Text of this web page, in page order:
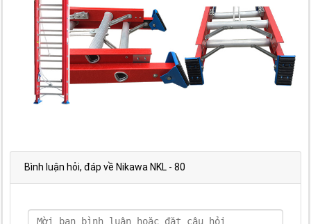
Bình luận hỏi, đáp về Nikawa NKL - 80